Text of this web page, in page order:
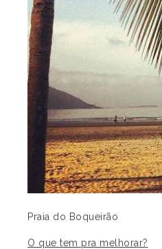
Praia do Boqueirão
O que tem pra melhorar?